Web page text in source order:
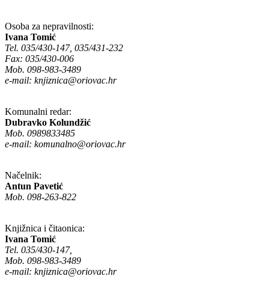
Osoba za nepravilnosti:
Ivana Tomić
Tel. 035/430-147, 035/431-232
Fax: 035/430-006
Mob. 098-983-3489
e-mail: knjiznica@oriovac.hr
Komunalni redar:
Dubravko Kolundžić
Mob. 0989833485
e-mail: komunalno@oriovac.hr
Načelnik:
Antun Pavetić
Mob. 098-263-822
Knjižnica i čitaonica:
Ivana Tomić
Tel. 035/430-147,
Mob. 098-983-3489
e-mail: knjiznica@oriovac.hr